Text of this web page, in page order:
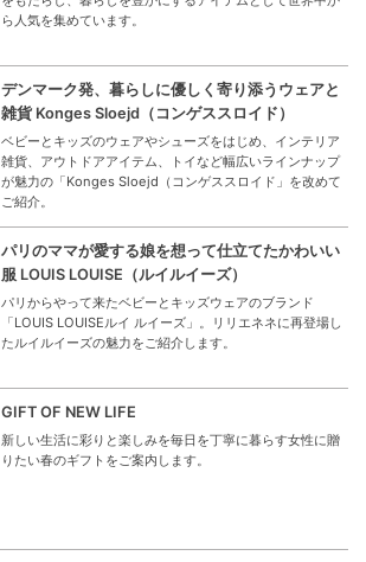
ら人気を集めています。
デンマーク発、暮らしに優しく寄り添うウェアと
雑貨 Konges Sloejd（コンゲススロイド）
ベビーとキッズのウェアやシューズをはじめ、インテリア
雑貨、アウトドアアイテム、トイなど幅広いラインナップ
が魅力の「Konges Sloejd（コンゲススロイド」を改めて
ご紹介。
パリのママが愛する娘を想って仕立てたかわいい
服 LOUIS LOUISE（ルイルイーズ）
パリからやって来たベビーとキッズウェアのブランド
「LOUIS LOUISEルイ ルイーズ」。リリエネネに再登場し
たルイルイーズの魅力をご紹介します。
GIFT OF NEW LIFE
新しい生活に彩りと楽しみを毎日を丁寧に暮らす女性に贈
りたい春のギフトをご案内します。